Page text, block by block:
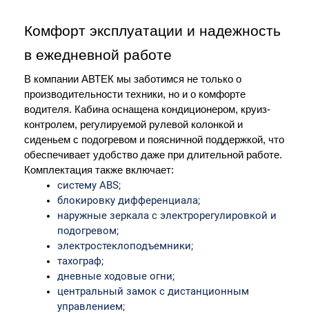
Комфорт эксплуатации и надежность
в ежедневной работе
В компании АВТЕК мы заботимся не только о
производительности техники, но и о комфорте
водителя. Кабина оснащена кондиционером, круиз-
контролем, регулируемой рулевой колонкой и
сиденьем с подогревом и поясничной поддержкой, что
обеспечивает удобство даже при длительной работе.
Комплектация также включает:
систему ABS;
блокировку дифференциала;
наружные зеркала с электрорегулировкой и
подогревом;
электростеклоподъемники;
тахограф;
дневные ходовые огни;
центральный замок с дистанционным
управлением;